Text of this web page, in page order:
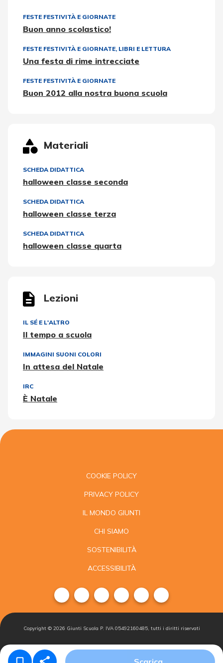
FESTE FESTIVITÀ E GIORNATE
Buon anno scolastico!
FESTE FESTIVITÀ E GIORNATE, LIBRI E LETTURA
Una festa di rime intrecciate
FESTE FESTIVITÀ E GIORNATE
Buon 2012 alla nostra buona scuola
Materiali
SCHEDA DIDATTICA
halloween classe seconda
SCHEDA DIDATTICA
halloween classe terza
SCHEDA DIDATTICA
halloween classe quarta
Lezioni
IL SÉ E L'ALTRO
Il tempo a scuola
IMMAGINI SUONI COLORI
In attesa del Natale
IRC
È Natale
COOKIE POLICY
PRIVACY POLICY
IL MONDO GIUNTI
CHI SIAMO
SOSTENIBILITÀ
ACCESSIBILITÀ
Copyright © 2026 Giunti Scuola P. IVA 05492160485, tutti i diritti riservati
Condizioni di
Gestisci i
Iscriviti alla